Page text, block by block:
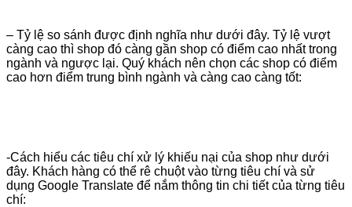
– Tỷ lệ so sánh được định nghĩa như dưới đây. Tỷ lệ vượt
càng cao thì shop đó càng gần shop có điểm cao nhất trong
ngành và ngược lại. Quý khách nên chọn các shop có điểm
cao hơn điểm trung bình ngành và càng cao càng tốt:
-Cách hiểu các tiêu chí xử lý khiếu nại của shop như dưới
đây. Khách hàng có thể rê chuột vào từng tiêu chí và sử
dụng Google Translate để nắm thông tin chi tiết của từng tiêu
chí: